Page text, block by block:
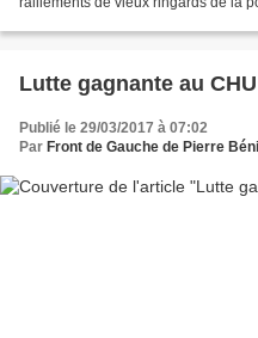
Lutte gagnante au
Publié le 29/03/2017 à 07:02
Par Front de Gauche de Pierre